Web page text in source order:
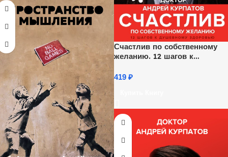
Счастлив по собственному
желанию. 12 шагов к
419 ₽